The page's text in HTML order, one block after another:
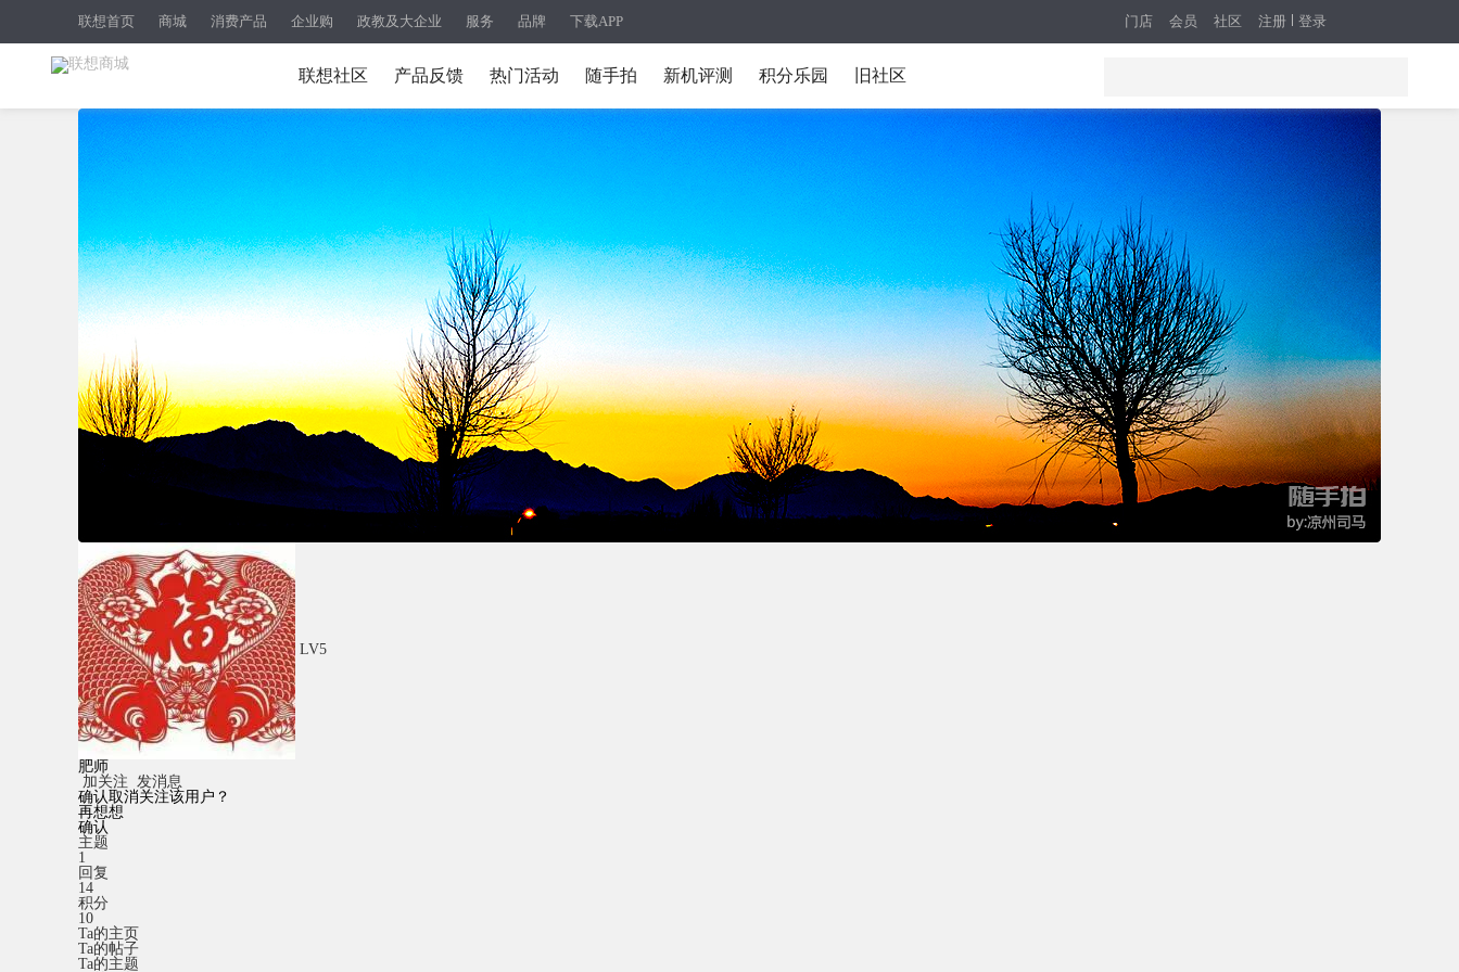
联想首页 商城 消费产品 企业购 政教及大企业 服务 品牌 下载APP 注册 登录
门店 会员 社区
联想社区 产品反馈 热门活动 随手拍 新机评测 积分乐园 旧社区
LV5
肥师
加关注 发消息
确认取消关注该用户？
再想想
确认
主题
1
回复
14
积分
10
Ta的主页
Ta的帖子
Ta的主题